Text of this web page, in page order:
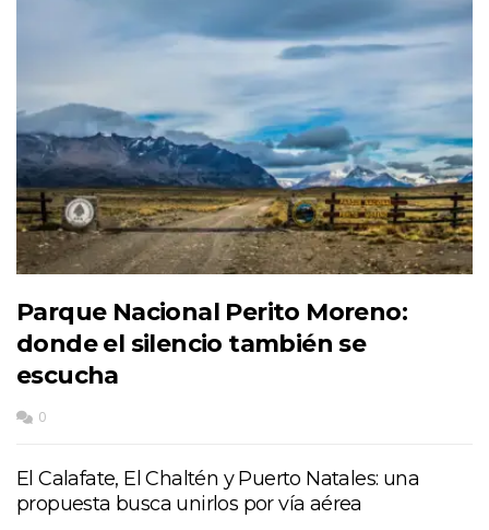
Parque Nacional Perito Moreno:
donde el silencio también se
escucha
0
El Calafate, El Chaltén y Puerto Natales: una
propuesta busca unirlos por vía aérea